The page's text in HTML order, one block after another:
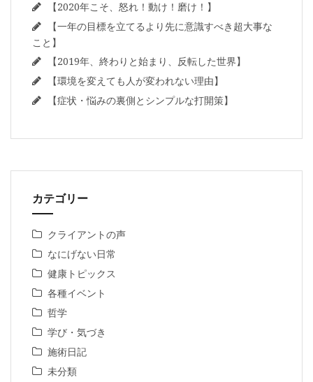
【2020年こそ、怒れ！動け！磨け！】
【一年の目標を立てるより先に意識すべき超大事な
こと】
【2019年、終わりと始まり、反転した世界】
【環境を変えても人が変われない理由】
【症状・悩みの裏側とシンプルな打開策】
カテゴリー
クライアントの声
なにげない日常
健康トピックス
各種イベント
哲学
学び・気づき
施術日記
未分類